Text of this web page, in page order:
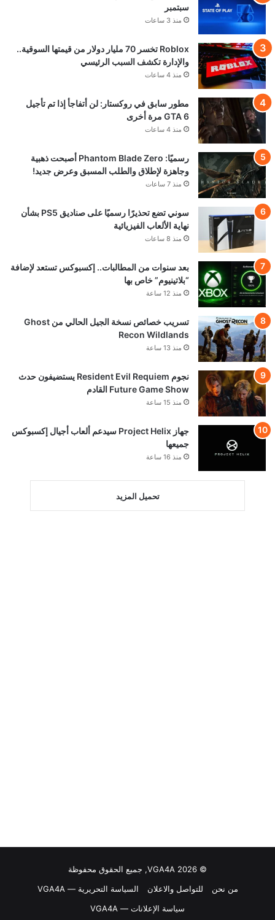
سبتمبر
منذ 3 ساعات
Roblox تخسر 70 مليار دولار من قيمتها السوقية..
والإدارة تكشف السبب الرئيسي
منذ 4 ساعات
مطور سابق في روكستار: لن أتفاجأ إذا تم تأجيل
GTA 6 مرة أخرى
منذ 4 ساعات
رسميًا: Phantom Blade Zero أصبحت ذهبية
وجاهزة لإطلاق والطلب المسبق وعرض جديد!
منذ 7 ساعات
سوني تضع تحذيرًا رسميًا على صناديق PS5 بشأن
نهاية الألعاب الفيزيائية
منذ 8 ساعات
بعد سنوات من المطالبات.. إكسبوكس تستعد لإضافة
“بلاتينيوم” خاص بها
منذ 12 ساعة
تسريب خصائص نسخة الجيل الحالي من Ghost
Recon Wildlands
منذ 13 ساعة
نجوم Resident Evil Requiem يستضيفون حدث
Future Game Show القادم
منذ 15 ساعة
جهاز Project Helix سيدعم ألعاب أجيال إكسبوكس
جميعها
منذ 16 ساعة
تحميل المزيد
© VGA4A 2026, جميع الحقوق محفوظة
من نحن
للتواصل والاعلان
السياسة التحريرية — VGA4A
سياسة الإعلانات — VGA4A